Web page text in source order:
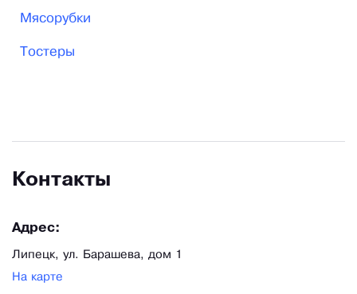
Мясорубки
Тостеры
Контакты
Адрес:
Липецк, ул. Барашева, дом 1
На карте